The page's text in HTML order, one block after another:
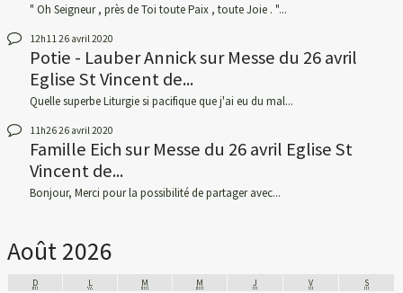
" Oh Seigneur , près de Toi toute Paix , toute Joie . "...
12h1126 avril 2020
Potie - Lauber AnnicksurMesse du 26 avril
Eglise St Vincent de...
Quelle superbe Liturgie si pacifique que j'ai eu du mal...
11h2626 avril 2020
Famille EichsurMesse du 26 avril Eglise St
Vincent de...
Bonjour, Merci pour la possibilité de partager avec...
Août 2026
D L M M J V S